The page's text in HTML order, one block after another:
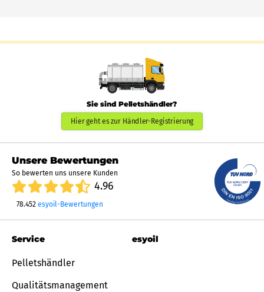
Sie sind Pelletshändler?
Hier geht es zur Händler-Registrierung
Unsere Bewertungen
So bewerten uns unsere Kunden
4.96
78.452 esyoil-Bewertungen
Service
Pelletshändler
Qualitätsmanagement
esyoil